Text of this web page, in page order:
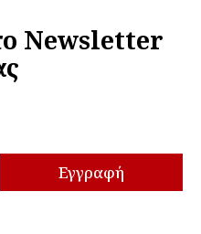
Newsletter
Εγγραφή